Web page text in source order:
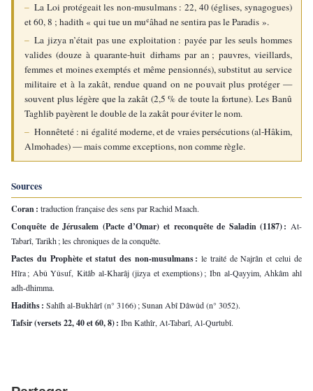
– La Loi protégeait les non-musulmans : 22, 40 (églises, synagogues)
et 60, 8 ; hadith « qui tue un muʿâhad ne sentira pas le Paradis ».
– La jizya n’était pas une exploitation : payée par les seuls hommes
valides (douze à quarante-huit dirhams par an ; pauvres, vieillards,
femmes et moines exemptés et même pensionnés), substitut au service
militaire et à la zakât, rendue quand on ne pouvait plus protéger —
souvent plus légère que la zakât (2,5 % de toute la fortune). Les Banû
Taghlib payèrent le double de la zakât pour éviter le nom.
– Honnêteté : ni égalité moderne, et de vraies persécutions (al-Hâkim,
Almohades) — mais comme exceptions, non comme règle.
Sources
Coran : traduction française des sens par Rachid Maach.
Conquête de Jérusalem (Pacte d’Omar) et reconquête de Saladin (1187) : At-
Tabarî, Tarikh ; les chroniques de la conquête.
Pactes du Prophète et statut des non-musulmans : le traité de Najrân et celui de
Hîra ; Abû Yûsuf, Kitâb al-Kharâj (jizya et exemptions) ; Ibn al-Qayyim, Ahkâm ahl
adh-dhimma.
Hadiths : Sahîh al-Bukhârî (n° 3166) ; Sunan Abî Dâwûd (n° 3052).
Tafsir (versets 22, 40 et 60, 8) : Ibn Kathîr, At-Tabarî, Al-Qurtubî.